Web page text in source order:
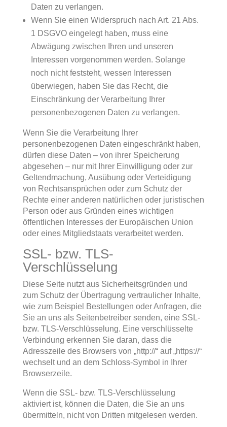
Daten zu verlangen.
Wenn Sie einen Widerspruch nach Art. 21 Abs.
1 DSGVO eingelegt haben, muss eine
Abwägung zwischen Ihren und unseren
Interessen vorgenommen werden. Solange
noch nicht feststeht, wessen Interessen
überwiegen, haben Sie das Recht, die
Einschränkung der Verarbeitung Ihrer
personenbezogenen Daten zu verlangen.
Wenn Sie die Verarbeitung Ihrer
personenbezogenen Daten eingeschränkt haben,
dürfen diese Daten – von ihrer Speicherung
abgesehen – nur mit Ihrer Einwilligung oder zur
Geltendmachung, Ausübung oder Verteidigung
von Rechtsansprüchen oder zum Schutz der
Rechte einer anderen natürlichen oder juristischen
Person oder aus Gründen eines wichtigen
öffentlichen Interesses der Europäischen Union
oder eines Mitgliedstaats verarbeitet werden.
SSL- bzw. TLS-
Verschlüsselung
Diese Seite nutzt aus Sicherheitsgründen und
zum Schutz der Übertragung vertraulicher Inhalte,
wie zum Beispiel Bestellungen oder Anfragen, die
Sie an uns als Seitenbetreiber senden, eine SSL-
bzw. TLS-Verschlüsselung. Eine verschlüsselte
Verbindung erkennen Sie daran, dass die
Adresszeile des Browsers von „http://“ auf „https://“
wechselt und an dem Schloss-Symbol in Ihrer
Browserzeile.
Wenn die SSL- bzw. TLS-Verschlüsselung
aktiviert ist, können die Daten, die Sie an uns
übermitteln, nicht von Dritten mitgelesen werden.